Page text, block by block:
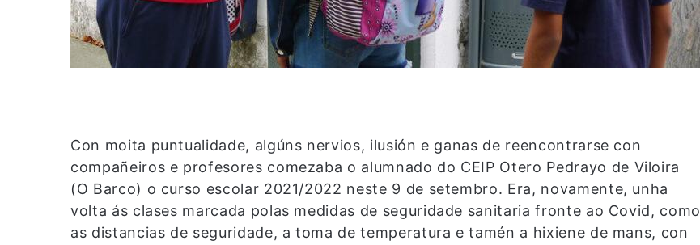
Con moita puntualidade, algúns nervios, ilusión e ganas de reencontrarse con
compañeiros e profesores comezaba o alumnado do CEIP Otero Pedrayo de Viloira
(O Barco) o curso escolar 2021/2022 neste 9 de setembro. Era, novamente, unha
volta ás clases marcada polas medidas de seguridade sanitaria fronte ao Covid, como
as distancias de seguridade, a toma de temperatura e tamén a hixiene de mans, con